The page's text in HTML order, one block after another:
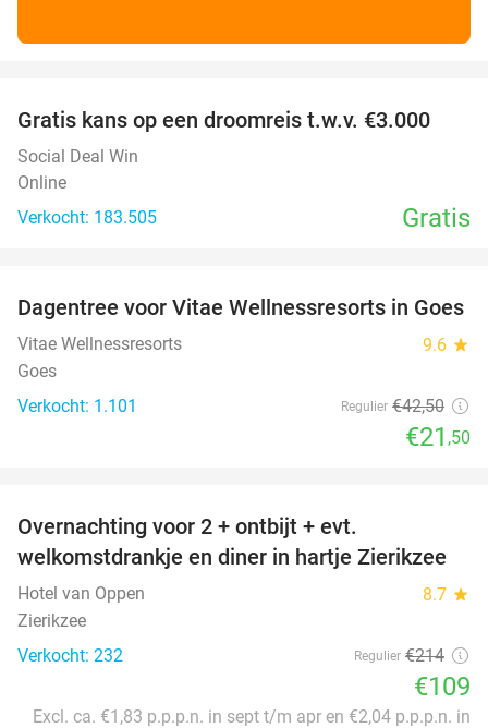
Gratis kans op een droomreis t.w.v. €3.000
Social Deal Win
Online
Verkocht: 183.505
Gratis
49%
Dagentree voor Vitae Wellnessresorts in Goes
Vitae Wellnessresorts 9.6 star
Goes
Verkocht: 1.101
Regulier €42,50
€21 ,50
Overnachting voor 2 + ontbijt + evt.
welkomstdrankje en diner in hartje Zierikzee
Hotel van Oppen 8.7 star
Zierikzee
Verkocht: 232
Regulier €214
€109
Excl. ca. €1,83 p.p.p.n. in sept t/m apr en €2,04 p.p.p.n. in